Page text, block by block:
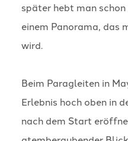
später hebt man
einem Panorama, das
wird.
Beim Paragleiten in
Erlebnis hoch oben in
nach dem Start